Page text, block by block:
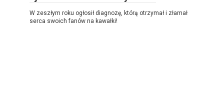
W zeszłym roku ogłosił diagnozę, którą otrzymał i złamał
serca swoich fanów na kawałki!